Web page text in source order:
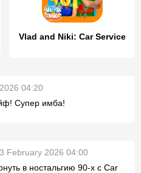
Vlad and Niki: Car Service
04:20
Супер имба!
February 2026 04:00
в ностальгию 90-х с Car